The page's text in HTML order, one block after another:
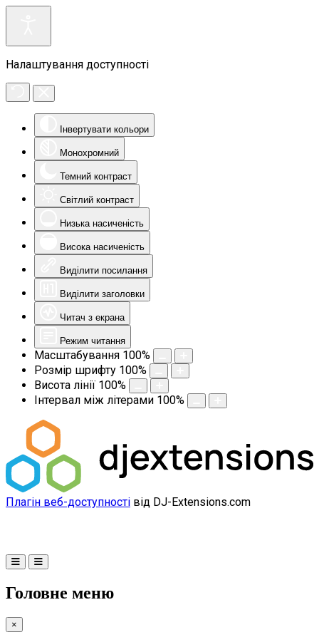
Налаштування доступності
Інвертувати кольори
Монохромний
Темний контраст
Світлий контраст
Низька насиченість
Висока насиченість
Виділити посилання
Виділити заголовки
Читач з екрана
Режим читання
Масштабування 100%
Розмір шрифту 100%
Висота лінії 100%
Інтервал між літерами 100%
Плагін веб-доступності від DJ-Extensions.com
Головне меню
×